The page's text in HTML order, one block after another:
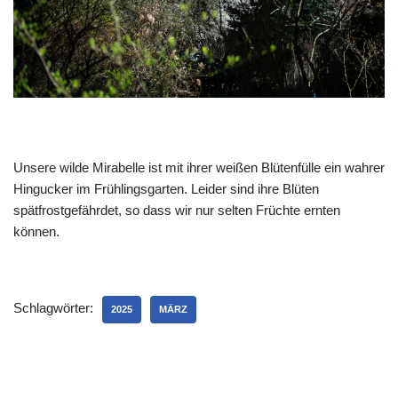
Unsere wilde Mirabelle ist mit ihrer weißen Blütenfülle ein wahrer
Hingucker im Frühlingsgarten. Leider sind ihre Blüten
spätfrostgefährdet, so dass wir nur selten Früchte ernten
können.
Schlagwörter: 2025 MÄRZ